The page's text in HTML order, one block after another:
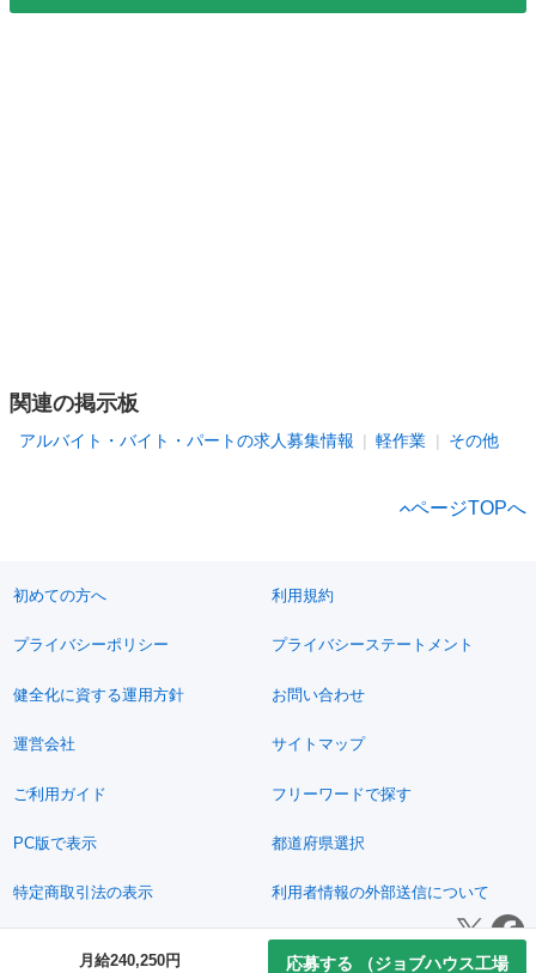
月給240,250円 応募する
（ジョブハウス工場
関連の掲示板
アルバイト・バイト・パートの求人募集情報 軽作業 その他
ページTOPへ
初めての方へ 利用規約
プライバシーポリシー プライバシーステートメント
健全化に資する運用方針 お問い合わせ
運営会社 サイトマップ
ご利用ガイド フリーワードで探す
PC版で表示 都道府県選択
特定商取引法の表示 利用者情報の外部送信について
© 2011-2026 Jimoty, Inc.